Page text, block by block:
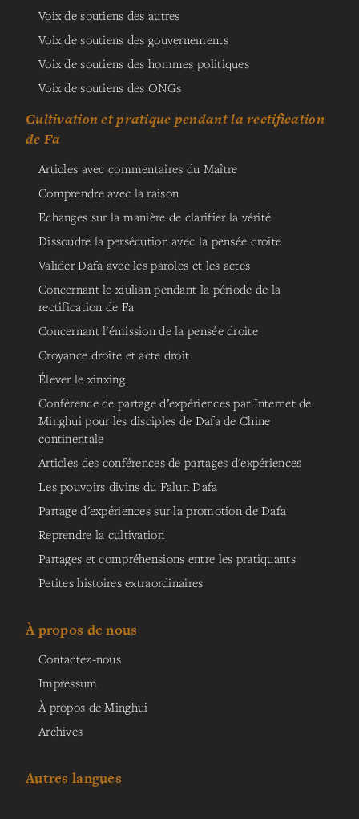
Voix de soutiens des autres
Voix de soutiens des gouvernements
Voix de soutiens des hommes politiques
Voix de soutiens des ONGs
Cultivation et pratique pendant la rectification
de Fa
Articles avec commentaires du Maître
Comprendre avec la raison
Echanges sur la manière de clarifier la vérité
Dissoudre la persécution avec la pensée droite
Valider Dafa avec les paroles et les actes
Concernant le xiulian pendant la période de la
rectification de Fa
Concernant l'émission de la pensée droite
Croyance droite et acte droit
Élever le xinxing
Conférence de partage d’expériences par Internet de
Minghui pour les disciples de Dafa de Chine
continentale
Articles des conférences de partages d'expériences
Les pouvoirs divins du Falun Dafa
Partage d'expériences sur la promotion de Dafa
Reprendre la cultivation
Partages et compréhensions entre les pratiquants
Petites histoires extraordinaires
À propos de nous
Contactez-nous
Impressum
À propos de Minghui
Archives
Autres langues